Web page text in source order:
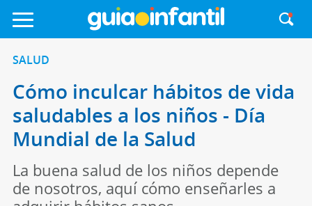
SALUD
Cómo inculcar hábitos de vida
saludables a los niños - Día
Mundial de la Salud
La buena salud de los niños depende
de nosotros, aquí cómo enseñarles a